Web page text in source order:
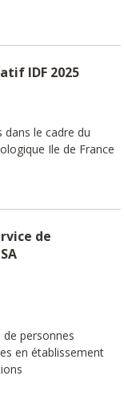
IDF 2025
le cadre du
Ile de France
de
personnes
en établissement